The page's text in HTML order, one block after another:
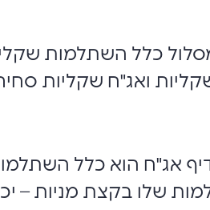
כלל השתלמות שקלי
ואג"ח שקליות
אג"ח הוא כלל